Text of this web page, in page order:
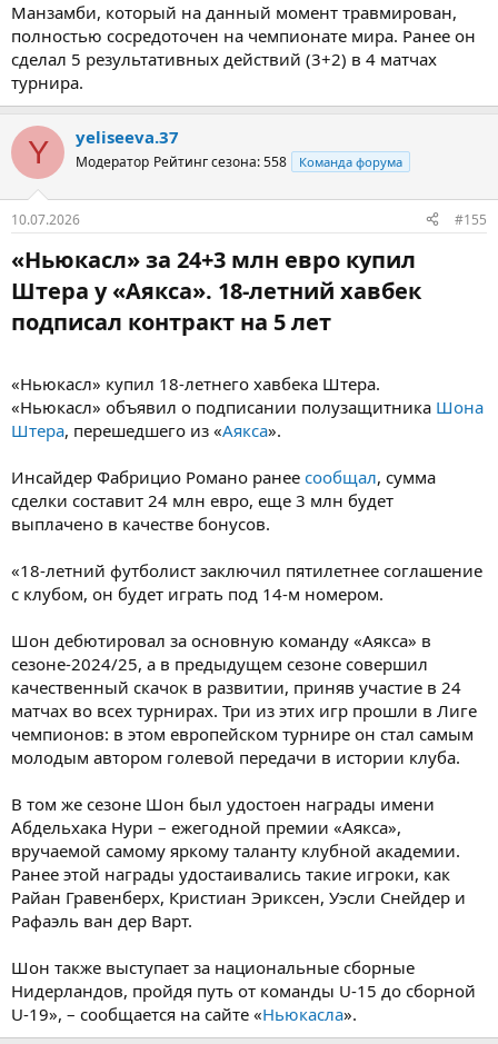
Манзамби, который на данный момент травмирован,
полностью сосредоточен на чемпионате мира. Ранее он
сделал 5 результативных действий (3+2) в 4 матчах
турнира.
Y yeliseeva.37
Модератор Рейтинг сезона: 558 Команда форума
10.07.2026 #155
«Ньюкасл» за 24+3 млн евро купил
Штера у «Аякса». 18-летний хавбек
подписал контракт на 5 лет​
«Ньюкасл» купил 18-летнего хавбека Штера.
«Ньюкасл» объявил о подписании полузащитника Шона
Штера, перешедшего из «Аякса».
Инсайдер Фабрицио Романо ранее сообщал, сумма
сделки составит 24 млн евро, еще 3 млн будет
выплачено в качестве бонусов.
«18-летний футболист заключил пятилетнее соглашение
с клубом, он будет играть под 14-м номером.
Шон дебютировал за основную команду «Аякса» в
сезоне-2024/25, а в предыдущем сезоне совершил
качественный скачок в развитии, приняв участие в 24
матчах во всех турнирах. Три из этих игр прошли в Лиге
чемпионов: в этом европейском турнире он стал самым
молодым автором голевой передачи в истории клуба.
В том же сезоне Шон был удостоен награды имени
Абдельхака Нури – ежегодной премии «Аякса»,
вручаемой самому яркому таланту клубной академии.
Ранее этой награды удостаивались такие игроки, как
Райан Гравенберх, Кристиан Эриксен, Уэсли Снейдер и
Рафаэль ван дер Варт.
Шон также выступает за национальные сборные
Нидерландов, пройдя путь от команды U-15 до сборной
U-19», – сообщается на сайте «Ньюкасла».